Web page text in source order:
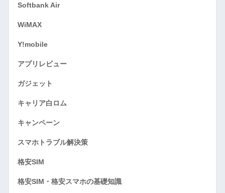
Softbank Air
WiMAX
Y!mobile
アプリレビュー
ガジェット
キャリア白ロム
キャンペーン
スマホトラブル解決策
格安SIM
格安SIM・格安スマホの基礎知識